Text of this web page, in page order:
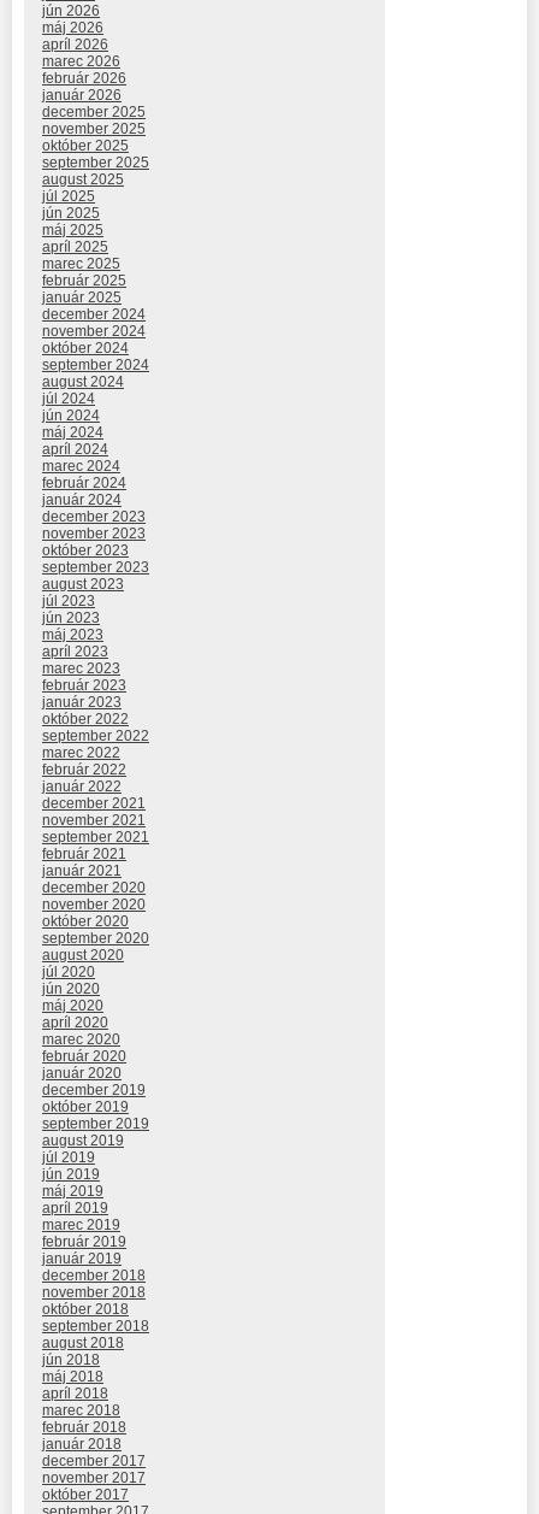
jún 2026
máj 2026
apríl 2026
marec 2026
február 2026
január 2026
december 2025
november 2025
október 2025
september 2025
august 2025
júl 2025
jún 2025
máj 2025
apríl 2025
marec 2025
február 2025
január 2025
december 2024
november 2024
október 2024
september 2024
august 2024
júl 2024
jún 2024
máj 2024
apríl 2024
marec 2024
február 2024
január 2024
december 2023
november 2023
október 2023
september 2023
august 2023
júl 2023
jún 2023
máj 2023
apríl 2023
marec 2023
február 2023
január 2023
október 2022
september 2022
marec 2022
február 2022
január 2022
december 2021
november 2021
september 2021
február 2021
január 2021
december 2020
november 2020
október 2020
september 2020
august 2020
júl 2020
jún 2020
máj 2020
apríl 2020
marec 2020
február 2020
január 2020
december 2019
október 2019
september 2019
august 2019
júl 2019
jún 2019
máj 2019
apríl 2019
marec 2019
február 2019
január 2019
december 2018
november 2018
október 2018
september 2018
august 2018
jún 2018
máj 2018
apríl 2018
marec 2018
február 2018
január 2018
december 2017
november 2017
október 2017